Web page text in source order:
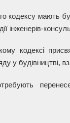
кодексу мають
інженерів-
кодексі
у будівництві,